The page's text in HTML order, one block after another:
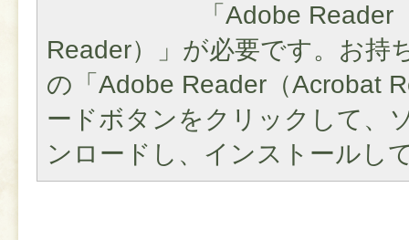
「Adobe Reader
Reader）」が必要です。お持
の「Adobe Reader（Acrobat
ードボタンをクリックして、
ンロードし、インストールし